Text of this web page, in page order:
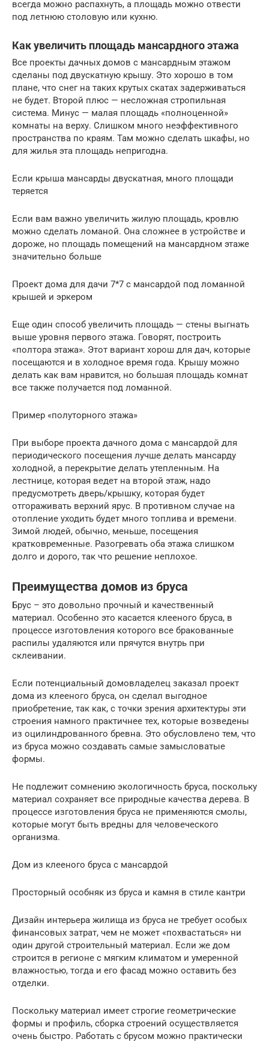
всегда можно распахнуть, а площадь можно отвести
под летнюю столовую или кухню.
Как увеличить площадь мансардного этажа
Все проекты дачных домов с мансардным этажом
сделаны под двускатную крышу. Это хорошо в том
плане, что снег на таких крутых скатах задерживаться
не будет. Второй плюс — несложная стропильная
система. Минус — малая площадь «полноценной»
комнаты на верху. Слишком много неэффективного
пространства по краям. Там можно сделать шкафы, но
для жилья эта площадь непригодна.
Если крыша мансарды двускатная, много площади
теряется
Если вам важно увеличить жилую площадь, кровлю
можно сделать ломаной. Она сложнее в устройстве и
дороже, но площадь помещений на мансардном этаже
значительно больше
Проект дома для дачи 7*7 с мансардой под ломанной
крышей и эркером
Еще один способ увеличить площадь — стены выгнать
выше уровня первого этажа. Говорят, построить
«полтора этажа». Этот вариант хорош для дач, которые
посещаются и в холодное время года. Крышу можно
делать как вам нравится, но большая площадь комнат
все также получается под ломанной.
Пример «полуторного этажа»
При выборе проекта дачного дома с мансардой для
периодического посещения лучше делать мансарду
холодной, а перекрытие делать утепленным. На
лестнице, которая ведет на второй этаж, надо
предусмотреть дверь/крышку, которая будет
отгораживать верхний ярус. В противном случае на
отопление уходить будет много топлива и времени.
Зимой людей, обычно, меньше, посещения
кратковременные. Разогревать оба этажа слишком
долго и дорого, так что решение неплохое.
Преимущества домов из бруса
Брус – это довольно прочный и качественный
материал. Особенно это касается клееного бруса, в
процессе изготовления которого все бракованные
распилы удаляются или прячутся внутрь при
склеивании.
Если потенциальный домовладелец заказал проект
дома из клееного бруса, он сделал выгодное
приобретение, так как, с точки зрения архитектуры эти
строения намного практичнее тех, которые возведены
из оцилиндрованного бревна. Это обусловлено тем, что
из бруса можно создавать самые замысловатые
формы.
Не подлежит сомнению экологичность бруса, поскольку
материал сохраняет все природные качества дерева. В
процессе изготовления бруса не применяются смолы,
которые могут быть вредны для человеческого
организма.
Дом из клееного бруса с мансардой
Просторный особняк из бруса и камня в стиле кантри
Дизайн интерьера жилища из бруса не требует особых
финансовых затрат, чем не может «похвастаться» ни
один другой строительный материал. Если же дом
строится в регионе с мягким климатом и умеренной
влажностью, тогда и его фасад можно оставить без
отделки.
Поскольку материал имеет строгие геометрические
формы и профиль, сборка строений осуществляется
очень быстро. Работать с брусом можно практически